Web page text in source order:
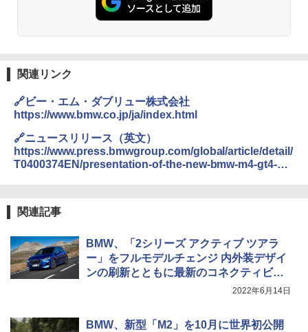
関連リンク
🔗ビー・エム・ダブリュー株式会社
https://www.bmw.co.jp/ja/index.html
🔗ニュースリリース（英文）
https://www.press.bmwgroup.com/global/article/detail/
T0400374EN/presentation-of-the-new-bmw-m4-gt4-
関連記事
BMW、「2シリーズ アクティブ ツアラ
ー」をフルモデルチェンジ 内外装デザイ
ンの刷新とともに最新のコネクティビテ
2022年6月14日
BMW、新型「M2」を10月に世界初公開